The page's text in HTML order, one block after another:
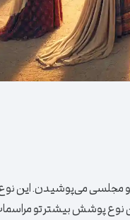
و مجلسی می‌پوشیدن. این
نوع پوشش بیشتر تو